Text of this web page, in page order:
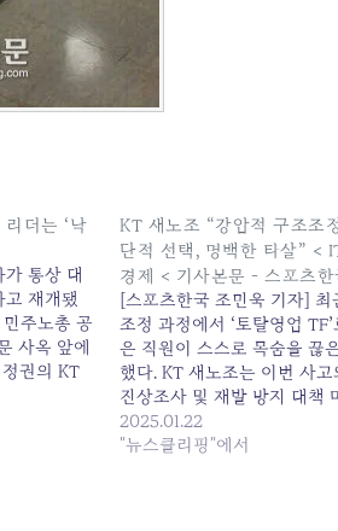
더는 ‘낙
통상 대
재개됐
주노총 공
사옥 앞에
권의 KT
: 해킹 사
하산' 막을
KT 새노조 “강압적 구조조
단적 선택, 명백한 타살” <
경제 < 기사본문 - 스포츠한
[스포츠한국 조민욱 기자] 최
조정 과정에서 ‘토탈영업
은 직원이 스스로 목숨을 끊
했다. KT 새노조는 이번 사고
진상조사 및 재발 방지 대책
했다.KT 새노조는 22일 서울
광화문빌딩 이스트 사옥 앞에
2025.01.22
"뉴스클리핑"에서